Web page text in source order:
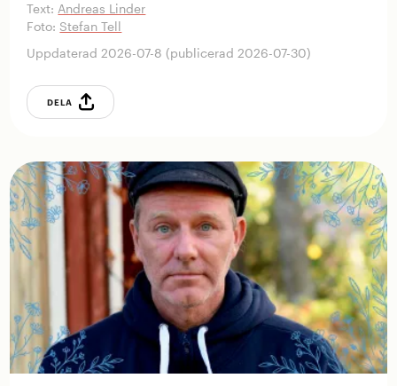
Text: Andreas Linder
Foto: Stefan Tell
Uppdaterad 2026-07-8 (publicerad 2026-07-30)
DELA